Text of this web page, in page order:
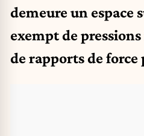
demeure un espace
exempt de
de rapports de force